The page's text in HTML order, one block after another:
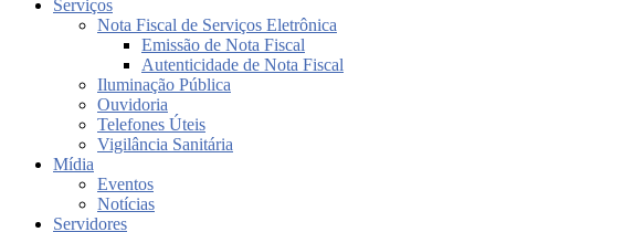
Serviços
Nota Fiscal de Serviços Eletrônica
Emissão de Nota Fiscal
Autenticidade de Nota Fiscal
Iluminação Pública
Ouvidoria
Telefones Úteis
Vigilância Sanitária
Mídia
Eventos
Notícias
Servidores